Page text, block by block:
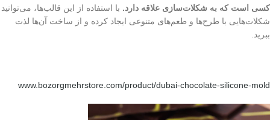
کسی است که به شکلات‌سازی علاقه دارد. با استفاده از این قالب‌ها، می‌توانید
شکلات‌هایی با طرح‌ها و طعم‌های متنوعی ایجاد کرده و از ساخت آن‌ها لذت
ببرید.
www.bozorgmehrstore.com/product/dubai-chocolate-silicone-mold